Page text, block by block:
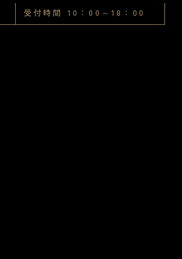
受付時間 10：00～18：00